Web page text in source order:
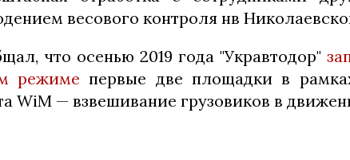
весового контроля нв
что осенью 2019 года "Укравтодор"
режимепервые две площадки в
WiM — взвешивание грузовиков в